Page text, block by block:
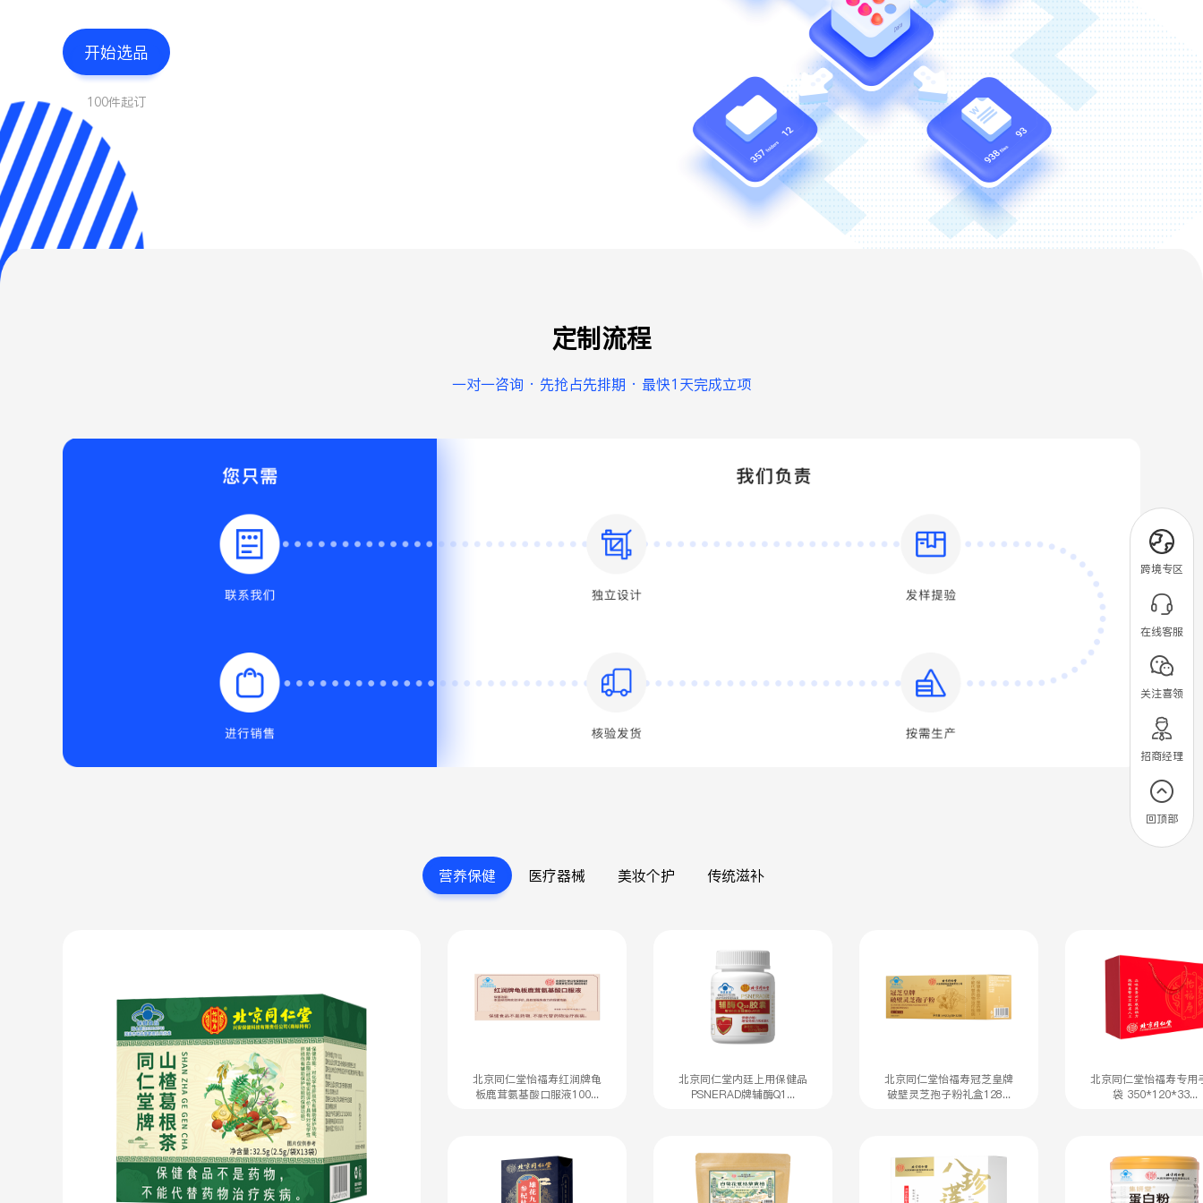
开始选品
100件起订
定制流程
一对一咨询 · 先抢占先排期 · 最快1天完成立项
营养保健 医疗器械 美妆个护 传统滋补
北京同仁堂怡福寿红润牌龟
板鹿茸氨基酸口服液100...
北京同仁堂内廷上用保健品
PSNERAD牌辅酶Q1...
北京同仁堂怡福寿冠芝皇牌
破壁灵芝孢子粉礼盒128...
北京同仁堂怡福寿专用
袋 350*120*33...
跨境专区
在线客服
关注喜领
招商经理
回顶部